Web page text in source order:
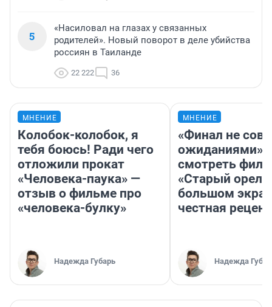
5
«Насиловал на глазах у связанных
родителей». Новый поворот в деле убийства
россиян в Таиланде
22 222 36
МНЕНИЕ
Колобок-колобок, я
тебя боюсь! Ради чего
отложили прокат
«Человека-паука» —
отзыв о фильме про
«человека-булку»
Надежда Губарь
МНЕНИЕ
«Финал не
ожиданиями»:
смотреть
«Старый орел»
большом
честная
Надежда